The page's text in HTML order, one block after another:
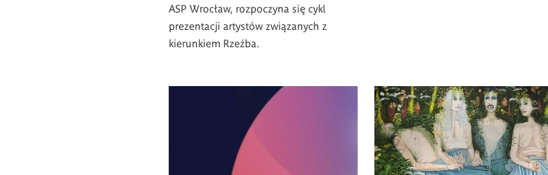
ASP Wrocław, rozpoczyna się cykl
prezentacji artystów związanych z
kierunkiem Rzeźba.